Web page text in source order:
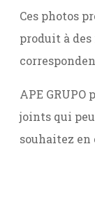
Ces photos
produit à
APE GRUPO
joints qui
souhaitez